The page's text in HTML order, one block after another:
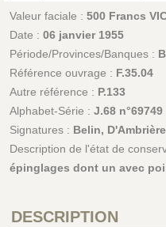
Valeur faciale : 500 Francs
Date : 06 janvier 1955
Période/Provinces/Banques :
Référence ouvrage : F.35.04
Autre référence : P.133
Alphabet-Série : J.68 n°69749
Signatures : Belin,
Description de l'état de
épinglages dont un avec
DESCRIPTION